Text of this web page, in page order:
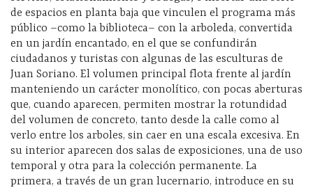
de espacios en planta baja que vinculen el programa más
público –como la biblioteca– con la arboleda, convertida
en un jardín encantado, en el que se confundirán
ciudadanos y turistas con algunas de las esculturas de
Juan Soriano. El volumen principal flota frente al jardín
manteniendo un carácter monolítico, con pocas aberturas
que, cuando aparecen, permiten mostrar la rotundidad
del volumen de concreto, tanto desde la calle como al
verlo entre los arboles, sin caer en una escala excesiva. En
su interior aparecen dos salas de exposiciones, una de uso
temporal y otra para la colección permanente. La
primera, a través de un gran lucernario, introduce en su